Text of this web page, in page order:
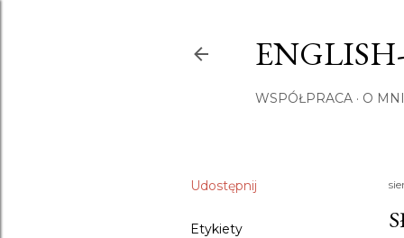
WSPÓŁPRACA O
Udostępnij
Etykiety